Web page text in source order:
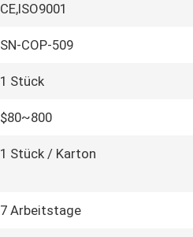
CE,ISO9001
SN-COP-509
1 Stück
$80~800
1 Stück / Karton
7 Arbeitstage